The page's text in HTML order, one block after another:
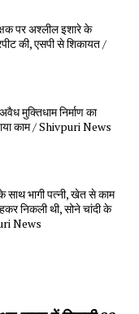
पर अश्लील इशारे के
की, एसपी से शिकायत /
मुक्तिधाम निर्माण का
काम / Shivpuri News
साथ भागी पत्नी, खेत से काम
निकली थी, सोने चांदी के
News